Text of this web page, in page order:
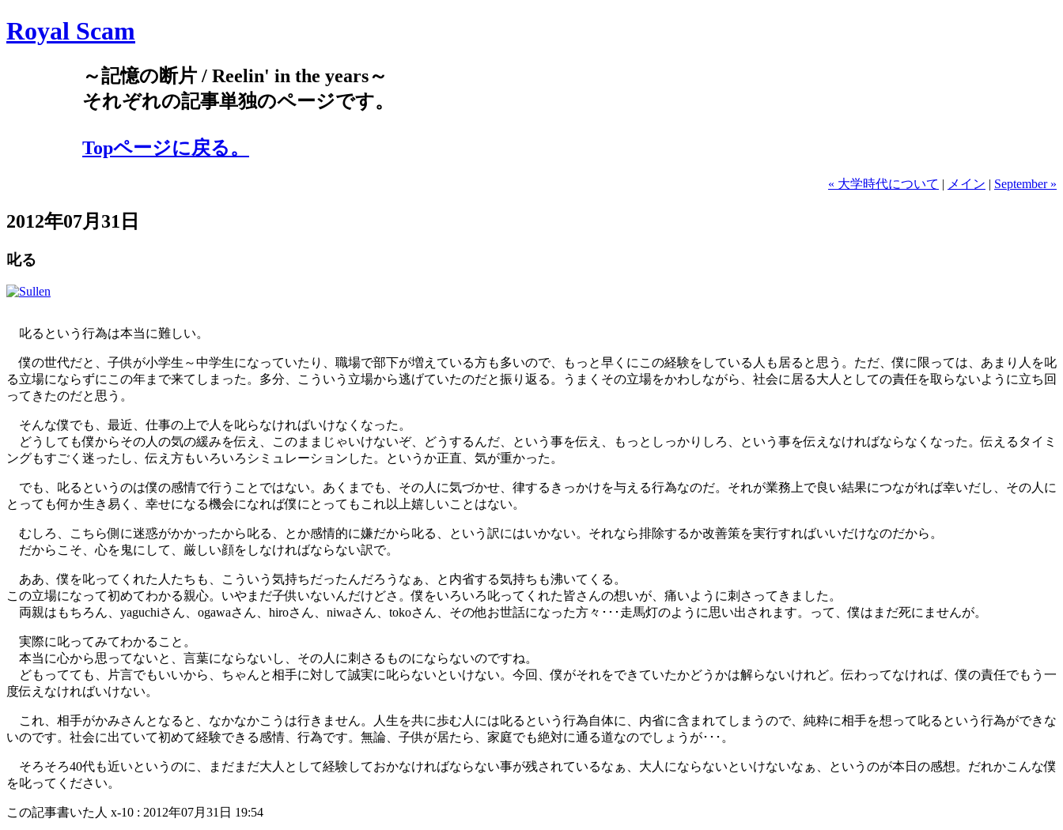
Royal Scam
～記憶の断片 / Reelin' in the years～
それぞれの記事単独のページです。
Topページに戻る。
« 大学時代について | メイン | September »
2012年07月31日
叱る
叱るという行為は本当に難しい。
僕の世代だと、子供が小学生～中学生になっていたり、職場で部下が増えている方も多いので、もっと早くにこの経験をしている人も居ると思う。ただ、僕に限っては、あまり人を叱
る立場にならずにこの年まで来てしまった。多分、こういう立場から逃げていたのだと振り返る。うまくその立場をかわしながら、社会に居る大人としての責任を取らないように立ち回
ってきたのだと思う。
そんな僕でも、最近、仕事の上で人を叱らなければいけなくなった。
どうしても僕からその人の気の緩みを伝え、このままじゃいけないぞ、どうするんだ、という事を伝え、もっとしっかりしろ、という事を伝えなければならなくなった。伝えるタイミ
ングもすごく迷ったし、伝え方もいろいろシミュレーションした。というか正直、気が重かった。
でも、叱るというのは僕の感情で行うことではない。あくまでも、その人に気づかせ、律するきっかけを与える行為なのだ。それが業務上で良い結果につながれば幸いだし、その人に
とっても何か生き易く、幸せになる機会になれば僕にとってもこれ以上嬉しいことはない。
むしろ、こちら側に迷惑がかかったから叱る、とか感情的に嫌だから叱る、という訳にはいかない。それなら排除するか改善策を実行すればいいだけなのだから。
だからこそ、心を鬼にして、厳しい顔をしなければならない訳で。
ああ、僕を叱ってくれた人たちも、こういう気持ちだったんだろうなぁ、と内省する気持ちも沸いてくる。
この立場になって初めてわかる親心。いやまだ子供いないんだけどさ。僕をいろいろ叱ってくれた皆さんの想いが、痛いように刺さってきました。
両親はもちろん、yaguchiさん、ogawaさん、hiroさん、niwaさん、tokoさん、その他お世話になった方々･･･走馬灯のように思い出されます。って、僕はまだ死にませんが。
実際に叱ってみてわかること。
本当に心から思ってないと、言葉にならないし、その人に刺さるものにならないのですね。
どもってても、片言でもいいから、ちゃんと相手に対して誠実に叱らないといけない。今回、僕がそれをできていたかどうかは解らないけれど。伝わってなければ、僕の責任でもう一
度伝えなければいけない。
これ、相手がかみさんとなると、なかなかこうは行きません。人生を共に歩む人には叱るという行為自体に、内省に含まれてしまうので、純粋に相手を想って叱るという行為ができな
いのです。社会に出ていて初めて経験できる感情、行為です。無論、子供が居たら、家庭でも絶対に通る道なのでしょうが･･･。
そろそろ40代も近いというのに、まだまだ大人として経験しておかなければならない事が残されているなぁ、大人にならないといけないなぁ、というのが本日の感想。だれかこんな僕
を叱ってください。
この記事書いた人 x-10 : 2012年07月31日 19:54